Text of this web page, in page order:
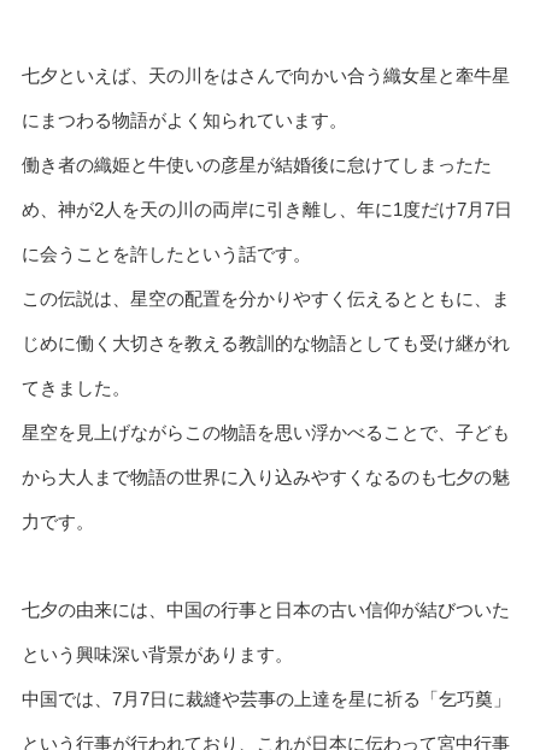
七夕といえば、天の川をはさんで向かい合う織女星と牽牛星
にまつわる物語がよく知られています。
働き者の織姫と牛使いの彦星が結婚後に怠けてしまったた
め、神が2人を天の川の両岸に引き離し、年に1度だけ7月7日
に会うことを許したという話です。
この伝説は、星空の配置を分かりやすく伝えるとともに、ま
じめに働く大切さを教える教訓的な物語としても受け継がれ
てきました。
星空を見上げながらこの物語を思い浮かべることで、子ども
から大人まで物語の世界に入り込みやすくなるのも七夕の魅
力です。
七夕の由来には、中国の行事と日本の古い信仰が結びついた
という興味深い背景があります。
中国では、7月7日に裁縫や芸事の上達を星に祈る「乞巧奠」
という行事が行われており、これが日本に伝わって宮中行事